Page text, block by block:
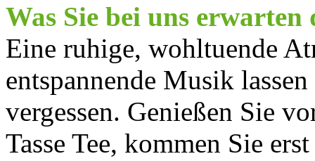
Was Sie bei uns
Eine ruhige, wohltuende
entspannende Musik
vergessen. Genießen Sie
Tasse Tee, kommen Sie